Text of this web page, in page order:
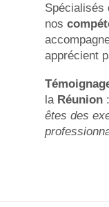
Spécialisés
nos
apprécient
la Réunion
êtes des